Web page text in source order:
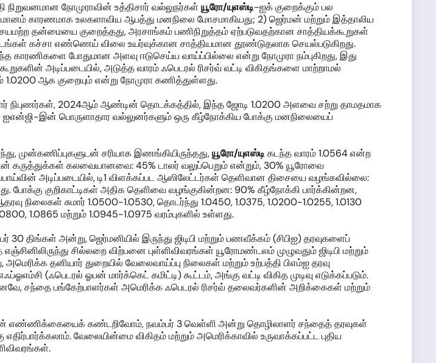
நோமுராவின் உத்திசார் வல்லுநர்கள் யூரோ/யுஎஸ்டி-ஐக் குறைக்கும் பல
காரணமாக உலகளாவிய ஆபத்து மனநிலை மோசமாகியது; 2) ஜெர்மன் மற்றும் இத்தாலிய
தன்மையை குறைத்தது, அரசாங்கம் பணிநிறுத்தம் ஏற்படுவதற்கான சாத்தியக்கூறுகள்
கச்சா எண்ணெய் விலை உயர்வுக்கான சாத்தியமான தூண்டுதலாக செயல்படுகிறது.
போதுமான அளவு ஈடுசெய்ய வாய்ப்பில்லை என்று நோமுரா நம்புகிறது, இது
அடிப்படையில், அடுத்த வாரம் ஃபெடரல் ரிசர்வ் வட்டி விகிதங்களை மாற்றாமல்
1.0200 ஆக குறையும் என்று நோமுரா கணித்துள்ளது.
நிபுணர்கள், 2024ஆம் ஆண்டின் தொடக்கத்தில், இந்த ஜோடி 1.0200 அளவை சற்று தாமதமாக
ஐஎன்ஜி-இன் பொருளாதார வல்லுனர்களும் ஒரு கீழ்நோக்கிய போக்கு மனநிலையைப்
முன்கணிப்புகளுடன் சரியாக இணங்கியிருந்தது,யூரோ/யுஎஸ்டிகடந்த வாரம் 1.0564 என்ற
கலவையானவை: 45% டாலர் வலுப்பெறும் என்றும், 30% யூரோவை
அடிப்படையில், டி1 விளக்கப்பட ஆஸிலேட்டர்கள் தெளிவான திசையை வழங்கவில்லை:
போக்கு குறிகாட்டிகள் அதிக தெளிவை வழங்குகின்றன: 90% கீழ்நோக்கி பார்க்கின்றன,
நிலைகள் சுமார் 1.0500-1.0530, தொடர்ந்து 1.0450, 1.0375, 1.0200-1.0255, 1.0130
1.0865 மற்றும் 1.0945-1.0975 வரம்புகளில் உள்ளது.
30 திங்கள் அன்று, ஜெர்மனியில் இருந்து ஜிடிபி மற்றும் பணவீக்கம் (சிபிஐ) தரவுகளைப்
சில்லறை விற்பனை புள்ளிவிவரங்கள் யூரோமண்டலம் முழுவதும் ஜிடிபி மற்றும்
தனியார் துறையில் வேலைவாய்ப்பு நிலைகள் மற்றும் உற்பத்தி பிஎம்ஐ தரவு
(ஃபெடரல் ஓபன் மார்க்கெட் கமிட்டி) கூட்டம், அங்கு வட்டி விகித முடிவு எடுக்கப்படும்.
எனவே, சந்தை பங்கேற்பாளர்கள் அமெரிக்க ஃபெடரல் ரிசர்வ் தலைவர்களின் அறிக்கைகள் மற்றும்
எண்ணிக்கையைக் கண்டறிவோம், நவம்பர் 3 வெள்ளி அன்று தொழிலாளர் சந்தைத் தரவுகள்
வேலையின்மை விகிதம் மற்றும் அமெரிக்காவில் உருவாக்கப்பட்ட புதிய